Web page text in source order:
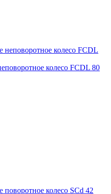
колесо FCDL 80